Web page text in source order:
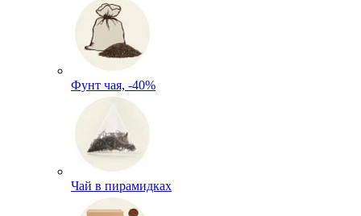
Фунт чая, -40%
Чай в пирамидках